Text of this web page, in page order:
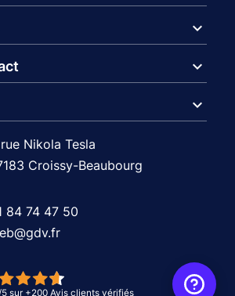
expand_more
expand_more
expand_more
Nikola Tesla
Croissy-Beaubourg
84 74 47 50